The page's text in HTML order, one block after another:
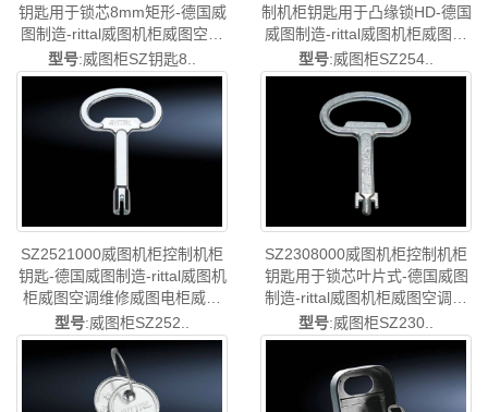
钥匙用于锁芯8mm矩形-德国威
图制造-rittal威图机柜威图空调
维修威图电柜威图风扇威图
PDU威图配件威图售后
SZ2548.000
型号:威图柜SZ钥匙8..
制机柜钥匙用于凸缘锁HD-德国
威图制造-rittal威图机柜威图空
调维修威图电柜威图风扇威图
PDU威图配件威图售后
HD2549.600
型号:威图柜SZ254..
SZ2521000威图机柜控制机柜
钥匙-德国威图制造-rittal威图机
柜威图空调维修威图电柜威图
风扇威图PDU威图配件威图售
后SZ2521.000
型号:威图柜SZ252..
SZ2308000威图机柜控制机柜
钥匙用于锁芯叶片式-德国威图
制造-rittal威图机柜威图空调维
修威图电柜威图风扇威图PDU
威图配件威图售后SZ2308.000
型号:威图柜SZ230..